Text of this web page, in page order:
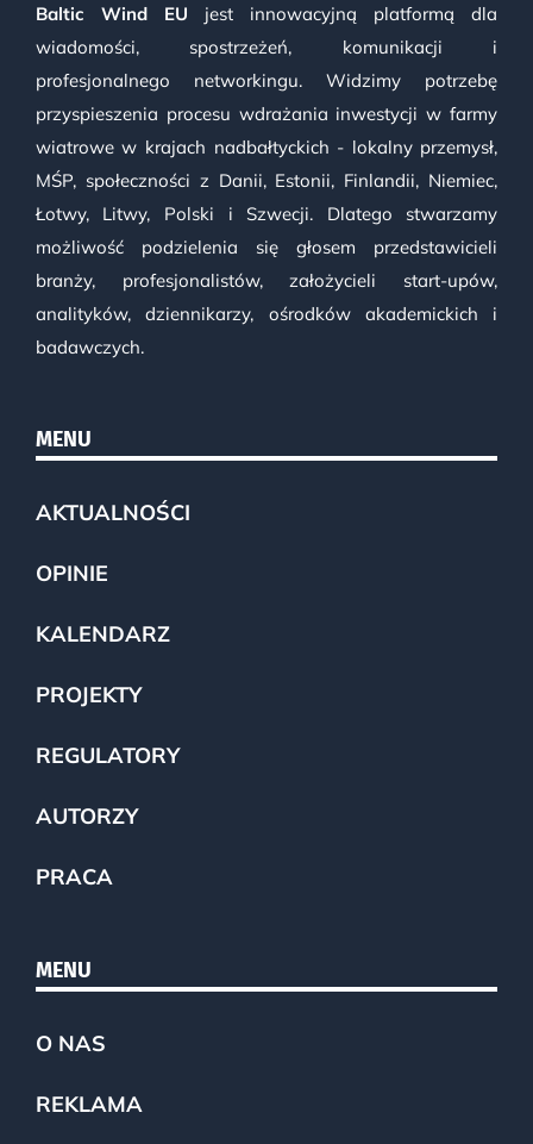
Baltic Wind EU jest innowacyjną platformą dla
wiadomości, spostrzeżeń, komunikacji i
profesjonalnego networkingu. Widzimy potrzebę
przyspieszenia procesu wdrażania inwestycji w farmy
wiatrowe w krajach nadbałtyckich - lokalny przemysł,
MŚP, społeczności z Danii, Estonii, Finlandii, Niemiec,
Łotwy, Litwy, Polski i Szwecji. Dlatego stwarzamy
możliwość podzielenia się głosem przedstawicieli
branży, profesjonalistów, założycieli start-upów,
analityków, dziennikarzy, ośrodków akademickich i
badawczych.
MENU
AKTUALNOŚCI
OPINIE
KALENDARZ
PROJEKTY
REGULATORY
AUTORZY
PRACA
MENU
O NAS
REKLAMA